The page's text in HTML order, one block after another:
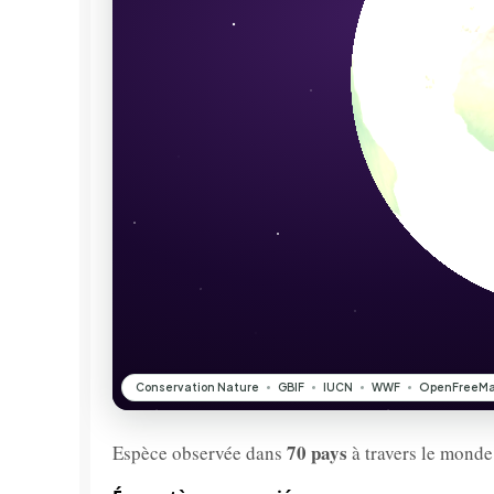
Espèce observée dans 70 pays à travers le